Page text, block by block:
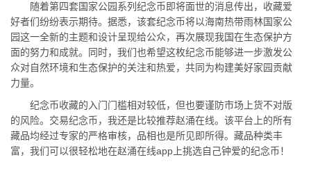
随着第四套国家公园系列纪念币即将面世的消息传出，收藏爱
好者们纷纷表示期待。据悉，该套纪念币将以海南热带雨林国家公
园这一全新的主题和设计呈现给公众，再次展现我国在生态保护方
面的努力和成就。同时，我们也希望这枚纪念币能够进一步激发公
众对自然环境和生态保护的关注和热爱，共同为构建美好家园贡献
力量。
纪念币收藏的入门门槛相对较低，但也要谨防市场上货不对版
的风险。交易纪念币，我还是比较推荐赵涌在线。该平台上的所有
藏品均经过专家的严格审核，品相也是所见即所得。藏品种类丰
富，我们可以很轻松地在赵涌在线app上挑选自己钟爱的纪念币！